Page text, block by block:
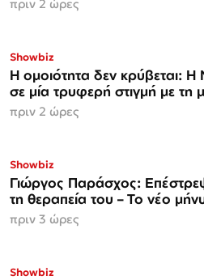
πριν 2 ώρες
Showbiz
Η ομοιότητα δεν κρύβεται:
σε μία τρυφερή στιγμή με τη
πριν 2 ώρες
Showbiz
Γιώργος Παράσχος:
τη θεραπεία του – Το νέο
πριν 3 ώρες
Showbiz